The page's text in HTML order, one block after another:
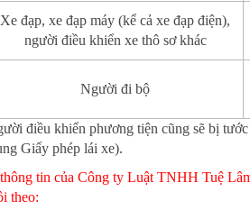
Xe đạp, xe đạp máy (kể cả xe đạp điện),
người điều khiển xe thô sơ khác
Người đi bộ
điều khiển phương tiện cũng sẽ bị
Giấy phép lái xe).
tin của Công ty Luật TNHH Tuệ
theo: